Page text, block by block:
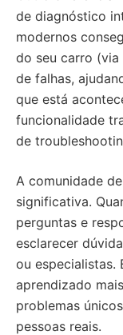
de diagnóstico
modernos
do seu carro
de falhas,
que está
funcionalidade
de
A comunidade
significativa.
perguntas e
esclarecer
ou especialistas.
aprendizado
problemas
pessoas reais.